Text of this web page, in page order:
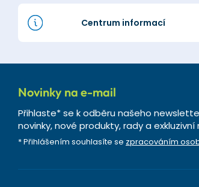
Centrum informací
Novinky na e-mail
Přihlaste* se k odběru našeho
novinky, nové produkty, rady a exkluzivní
* Přihlášením souhlasíte se zpracováním